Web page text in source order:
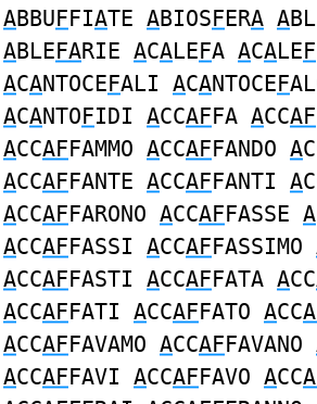
ABBUFFIATE ABIOSFERA A
ABLEFARIE ACALEFA ACALEF
ACANTOCEFALI ACANTOCEF
ACANTOFIDI ACCAFFA ACCAF
ACCAFFAMMO ACCAFFANDO A
ACCAFFANTE ACCAFFANTI A
ACCAFFARONO ACCAFFASSE A
ACCAFFASSI ACCAFFASSIMO
ACCAFFASTI ACCAFFATA ACC
ACCAFFATI ACCAFFATO ACC
ACCAFFAVAMO ACCAFFAVANO
ACCAFFAVI ACCAFFAVO ACC